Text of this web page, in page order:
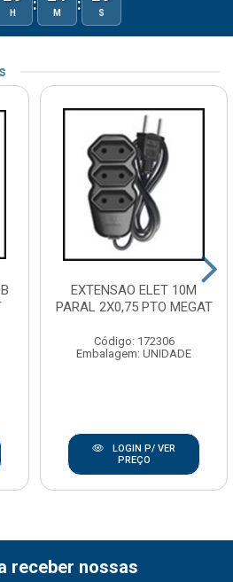
H : M : S
EXTENSAO ELET 10M
PARAL 2X0,75 PTO MEGAT
Código: 172306
Embalagem: UNIDADE
LOGIN P/ VER
PREÇO
receber nossas